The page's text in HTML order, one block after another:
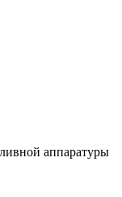
аппаратуры